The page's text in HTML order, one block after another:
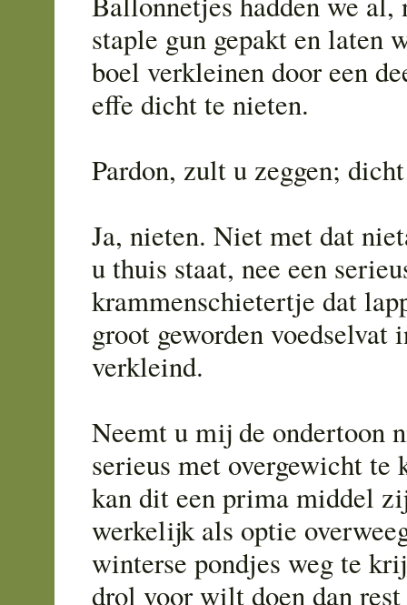
staple gun gepakt en laten
boel verkleinen door een
effe dicht te nieten.
Pardon, zult u zeggen;
Ja, nieten. Niet met dat
u thuis staat, nee een
krammenschietertje dat
groot geworden
verkleind.
Neemt u mij de ondertoon
serieus met overgewicht te
kan dit een prima middel
werkelijk als optie
winterse pondjes weg te
drol voor wilt doen dan